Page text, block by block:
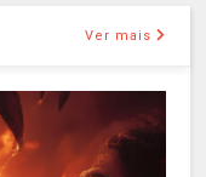
Ver mais